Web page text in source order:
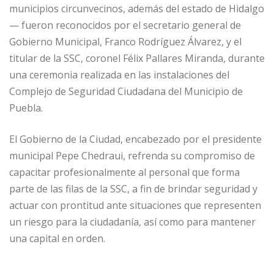
municipios circunvecinos, además del estado de Hidalgo
— fueron reconocidos por el secretario general de
Gobierno Municipal, Franco Rodríguez Álvarez, y el
titular de la SSC, coronel Félix Pallares Miranda, durante
una ceremonia realizada en las instalaciones del
Complejo de Seguridad Ciudadana del Municipio de
Puebla.
El Gobierno de la Ciudad, encabezado por el presidente
municipal Pepe Chedraui, refrenda su compromiso de
capacitar profesionalmente al personal que forma
parte de las filas de la SSC, a fin de brindar seguridad y
actuar con prontitud ante situaciones que representen
un riesgo para la ciudadanía, así como para mantener
una capital en orden.